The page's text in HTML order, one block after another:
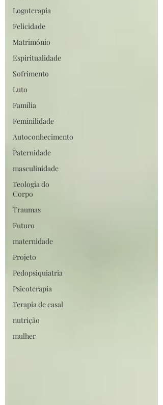
Logoterapia
Felicidade
Matrimónio
Espiritualidade
Sofrimento
Luto
Família
Feminilidade
Autoconhecimento
Paternidade
masculinidade
Teologia do
Corpo
Traumas
Futuro
maternidade
Projeto
Pedopsiquiatria
Psicoterapia
Terapia de casal
nutrição
mulher